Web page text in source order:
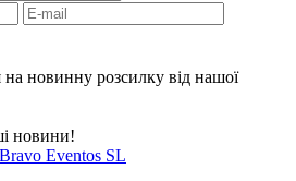
новинну розсилку від нашої
новини!